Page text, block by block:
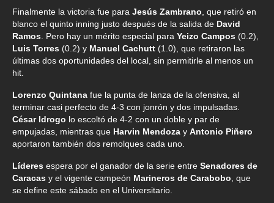
Finalmente la victoria fue para Jesús Zambrano, que retiró en
blanco el quinto inning justo después de la salida de David
Ramos. Pero hay un mérito especial para Yeizo Campos (0.2),
Luis Torres (0.2) y Manuel Cachutt (1.0), que retiraron las
últimas dos oportunidades del local, sin permitirle al menos un
hit.
Lorenzo Quintana fue la punta de lanza de la ofensiva, al
terminar casi perfecto de 4-3 con jonrón y dos impulsadas.
César Idrogo lo escoltó de 4-2 con un doble y par de
empujadas, mientras que Harvin Mendoza y Antonio Piñero
aportaron también dos remolques cada uno.
Líderes espera por el ganador de la serie entre Senadores de
Caracas y el vigente campeón Marineros de Carabobo, que
se define este sábado en el Universitario.